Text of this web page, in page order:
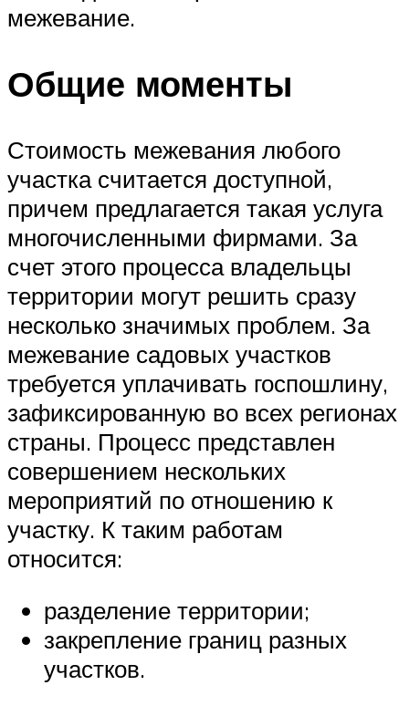
межевание.
Общие моменты
Стоимость межевания любого
участка считается доступной,
причем предлагается такая услуга
многочисленными фирмами. За
счет этого процесса владельцы
территории могут решить сразу
несколько значимых проблем. За
межевание садовых участков
требуется уплачивать госпошлину,
зафиксированную во всех регионах
страны. Процесс представлен
совершением нескольких
мероприятий по отношению к
участку. К таким работам
относится:
разделение территории;
закрепление границ разных
участков.